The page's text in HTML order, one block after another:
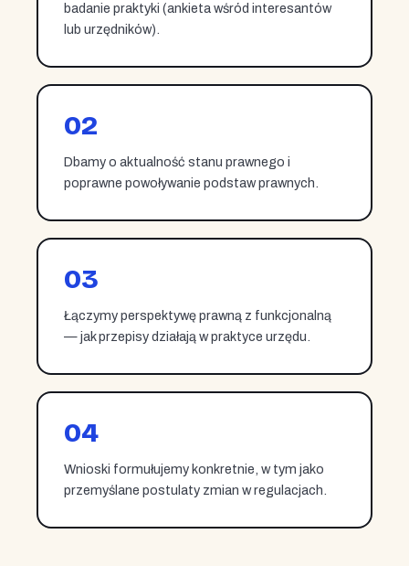
badanie praktyki (ankieta wśród interesantów
lub urzędników).
02
Dbamy o aktualność stanu prawnego i
poprawne powoływanie podstaw prawnych.
03
Łączymy perspektywę prawną z funkcjonalną
— jak przepisy działają w praktyce urzędu.
04
Wnioski formułujemy konkretnie, w tym jako
przemyślane postulaty zmian w regulacjach.